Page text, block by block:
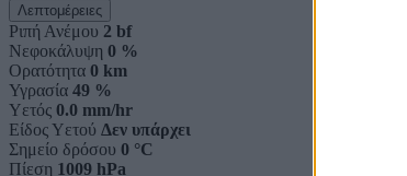
Λεπτομέρειες
Ριπή Ανέμου 2 bf
Νεφοκάλυψη 0 %
Ορατότητα 0 km
Υγρασία 49 %
Υετός 0.0 mm/hr
Είδος Υετού Δεν υπάρχει
Σημείο δρόσου 0 °C
Πίεση 1009 hPa